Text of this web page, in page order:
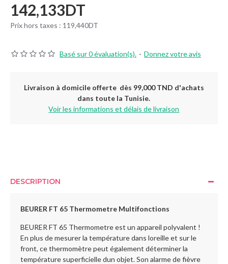
Basé sur 0 évaluation(s). - Donnez votre avis
142,133DT
Prix hors taxes : 119,440DT
Livraison à domicile offerte dès 99,000 TND d'achats
dans toute la Tunisie.
Voir les informations et délais de livraison
DESCRIPTION
BEURER FT 65 Thermometre Multifonctions
BEURER FT 65 Thermometre est un appareil polyvalent !
En plus de mesurer la température dans loreille et sur le
front, ce thermomètre peut également déterminer la
température superficielle dun objet. Son alarme de fièvre